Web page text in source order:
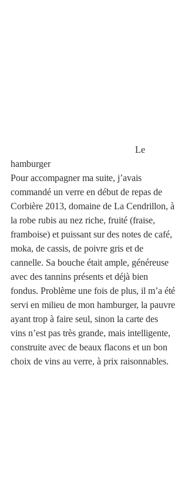
hamburger
Pour accompagner ma suite, j’avais
commandé un verre en début de repas de
Corbière 2013, domaine de La Cendrillon, à
la robe rubis au nez riche, fruité (fraise,
framboise) et puissant sur des notes de café,
moka, de cassis, de poivre gris et de
cannelle. Sa bouche était ample, généreuse
avec des tannins présents et déjà bien
fondus. Problème une fois de plus, il m’a été
servi en milieu de mon hamburger, la pauvre
ayant trop à faire seul, sinon la carte des
vins n’est pas très grande, mais intelligente,
construite avec de beaux flacons et un bon
choix de vins au verre, à prix raisonnables.